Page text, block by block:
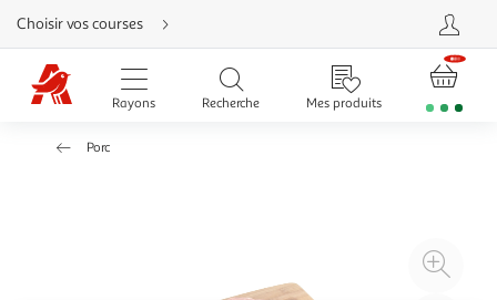
Aller
directement
au
contenu
Aller
directement
Aller
Choisir vos courses
Rayons Recherche Mes produits
Porc